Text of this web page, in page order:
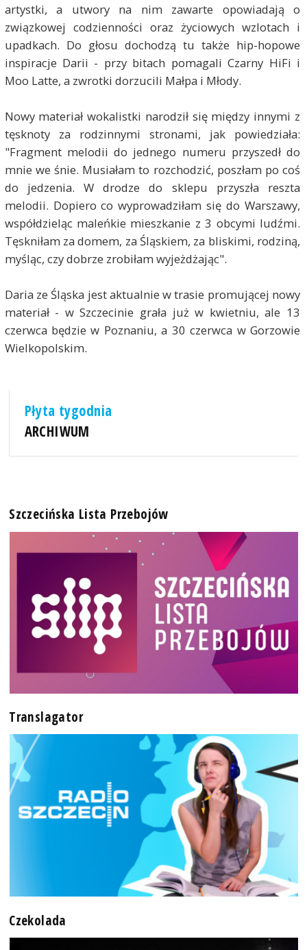
artystki, a utwory na nim zawarte opowiadają o
związkowej codzienności oraz życiowych wzlotach i
upadkach. Do głosu dochodzą tu także hip-hopowe
inspiracje Darii - przy bitach pomagali Czarny HiFi i
Moo Latte, a zwrotki dorzucili Małpa i Młody.
Nowy materiał wokalistki narodził się między innymi z
tęsknoty za rodzinnymi stronami, jak powiedziała:
"Fragment melodii do jednego numeru przyszedł do
mnie we śnie. Musiałam to rozchodzić, poszłam po coś
do jedzenia. W drodze do sklepu przyszła reszta
melodii. Dopiero co wyprowadziłam się do Warszawy,
współdzieląc maleńkie mieszkanie z 3 obcymi ludźmi.
Tęskniłam za domem, za Śląskiem, za bliskimi, rodziną,
myśląc, czy dobrze zrobiłam wyjeżdżając".
Daria ze Śląska jest aktualnie w trasie promującej nowy
materiał - w Szczecinie grała już w kwietniu, ale 13
czerwca będzie w Poznaniu, a 30 czerwca w Gorzowie
Wielkopolskim.
Płyta tygodnia
ARCHIWUM
Szczecińska Lista Przebojów
Translagator
Czekolada